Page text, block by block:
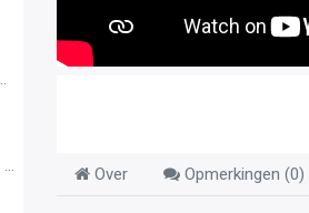
Over Opmerkingen (0)